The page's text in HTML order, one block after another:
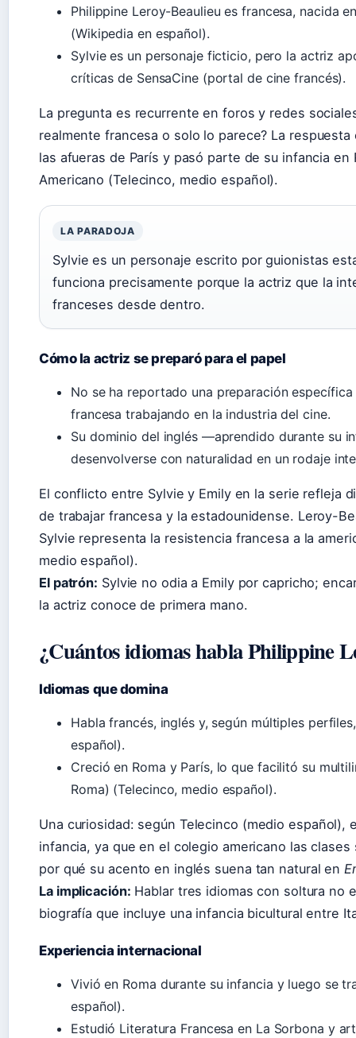
Philippine Leroy-Beaulieu es francesa, nacida
(Wikipedia en español).
Sylvie es un personaje ficticio, pero la actriz
críticas de SensaCine (portal de cine francés).
La pregunta es recurrente en foros y redes
realmente francesa o solo lo parece? La
las afueras de París y pasó parte de su infancia
Americano (Telecinco, medio español).
LA PARADOJA
Sylvie es un personaje escrito por guionistas
funciona precisamente porque la actriz que la
franceses desde dentro.
Cómo la actriz se preparó para el papel
No se ha reportado una preparación
francesa trabajando en la industria del cine.
Su dominio del inglés —aprendido durante su
desenvolverse con naturalidad en un rodaje
El conflicto entre Sylvie y Emily en la serie refleja
de trabajar francesa y la estadounidense. Leroy-
Sylvie representa la resistencia francesa a la
medio español).
El patrón: Sylvie no odia a Emily por capricho;
la actriz conoce de primera mano.
¿Cuántos idiomas habla Philippine
Idiomas que domina
Habla francés, inglés y, según múltiples
español).
Creció en Roma y París, lo que facilitó su
Roma) (Telecinco, medio español).
Una curiosidad: según Telecinco (medio español),
infancia, ya que en el colegio americano las
por qué su acento en inglés suena tan natural en
La implicación: Hablar tres idiomas con soltura no
biografía que incluye una infancia bicultural entre
Experiencia internacional
Vivió en Roma durante su infancia y luego se
español).
Estudió Literatura Francesa en La Sorbona y